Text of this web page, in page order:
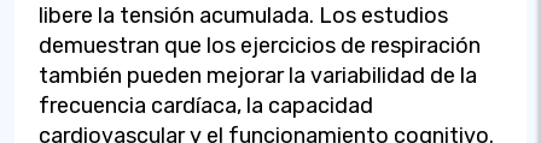
libere la tensión acumulada. Los estudios
demuestran que los ejercicios de respiración
también pueden mejorar la variabilidad de la
frecuencia cardíaca, la capacidad
cardiovascular y el funcionamiento cognitivo.